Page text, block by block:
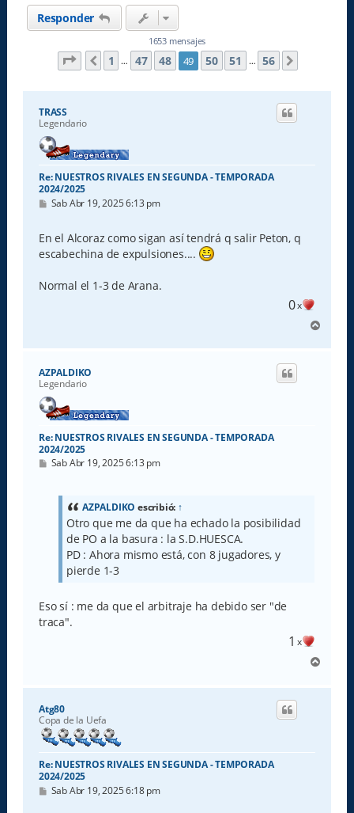
Responder
1653 mensajes
Página 49 de56
Anterior
1 … 47 48 49 50 51 … 56
TRASS
Legendario
Re: NUESTROS RIVALES EN SEGUNDA - TEMPORADA
2024/2025
M
s
a
j
Sab Abr 19, 2025 6:13 pm
En el Alcoraz como sigan así tendrá q salir Peton, q
escabechina de expulsiones....
Normal el 1-3 de Arana.
0x
r
AZPALDIKO
Legendario
Re: NUESTROS RIVALES EN SEGUNDA - TEMPORADA
2024/2025
M
Sab Abr 19, 2025 6:13 pm
AZPALDIKO escribió: ↑
Otro que me da que ha echado la posibilidad
de PO a la basura : la S.D.HUESCA.
PD : Ahora mismo está, con 8 jugadores, y
pierde 1-3
Eso sí : me da que el arbitraje ha debido ser "de
traca".
1 x
r
Atg80
Copa de la Uefa
Re: NUESTROS RIVALES EN SEGUNDA - TEMPORADA
2024/2025
M
Sab Abr 19, 2025 6:18 pm